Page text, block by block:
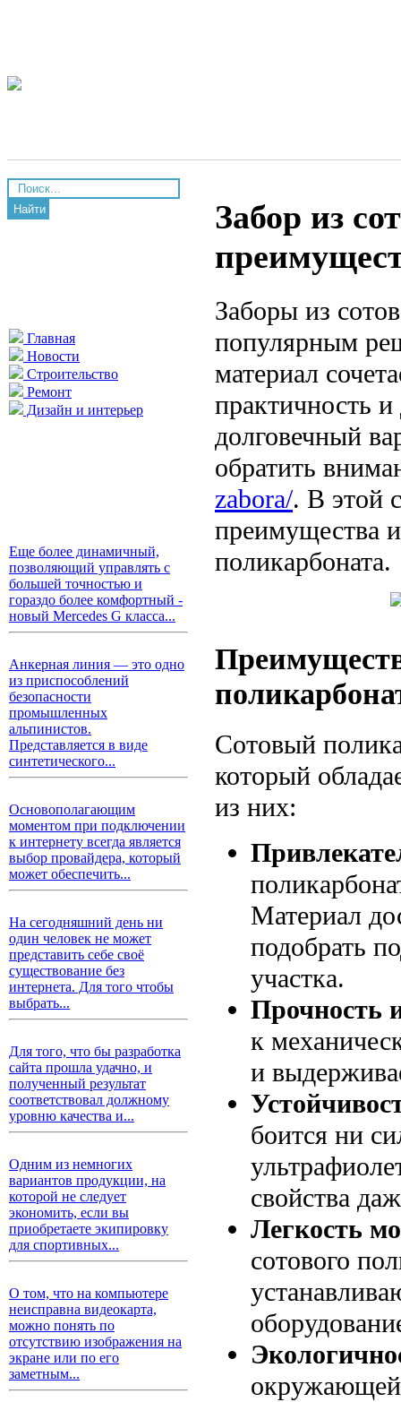
Найти
Главная
Новости
Строительство
Ремонт
Дизайн и интерьер
Еще более динамичный,
позволяющий управлять с
большей точностью и
гораздо более комфортный -
новый Mercedes G класса...
Анкерная линия — это одно
из приспособлений
безопасности
промышленных
альпинистов.
Представляется в виде
синтетического...
Основополагающим
моментом при подключении
к интернету всегда является
выбор провайдера, который
может обеспечить...
На сегодняшний день ни
один человек не может
представить себе своё
существование без
интернета. Для того чтобы
выбрать...
Для того, что бы разработка
сайта прошла удачно, и
полученный результат
соответствовал должному
уровню качества и...
Одним из немногих
вариантов продукции, на
которой не следует
экономить, если вы
приобретаете экипировку
для спортивных...
О том, что на компьютере
неисправна видеокарта,
можно понять по
отсутствию изображения на
экране или по его
заметным...
Забор из
Заборы из
популярным
материал
практичность
долговечный
обратить
zabora/. В этой
преимущества и
поликарбоната.
Сотовый
который
из них:
Материал
подобрать
участка.
Прочность
к
и
боится ни
свойства
Легкость
сотового
окружающей